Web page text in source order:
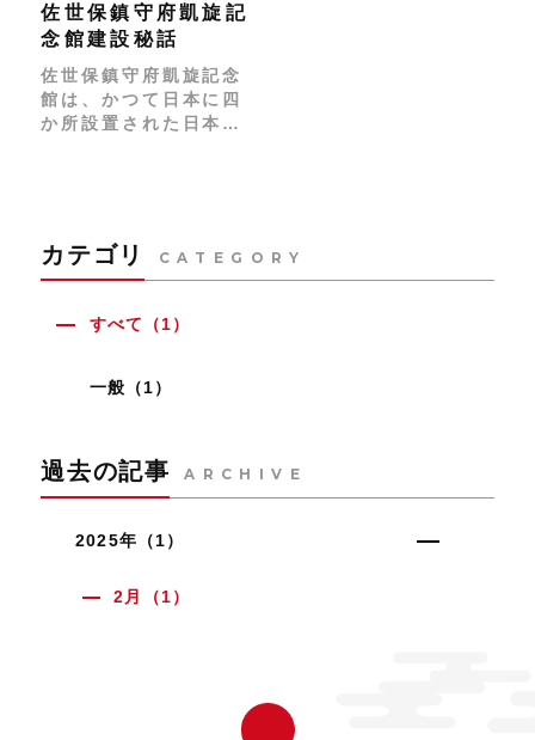
佐世保鎮守府凱旋記
念館建設秘話
佐世保鎮守府凱旋記念
館は、かつて日本に四
か所設置された日本海
記念するために建てら
れました。古典主義的
壮麗な建物で、国の文
化財に登録されていま
な建物が建設されたの
カテゴリ CATEGORY
すべて（1）
一般（1）
過去の記事 ARCHIVE
2025年（1）
2月（1）